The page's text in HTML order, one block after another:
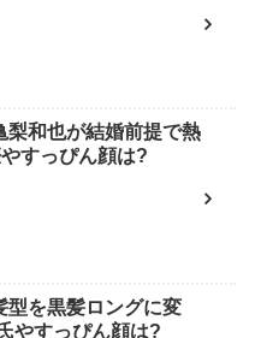
梨和也が結婚前提で熱
すっぴん顔は?
型を黒髪ロングに変
やすっぴん顔は?